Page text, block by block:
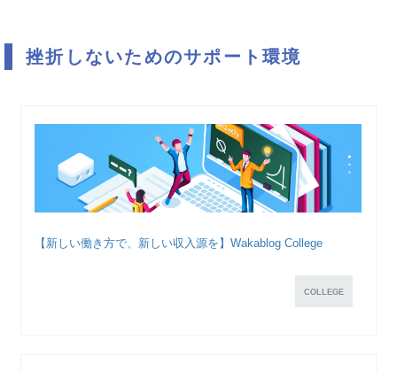
挫折しないためのサポート環境
【新しい働き方で、新しい収入源を】Wakablog College
COLLEGE